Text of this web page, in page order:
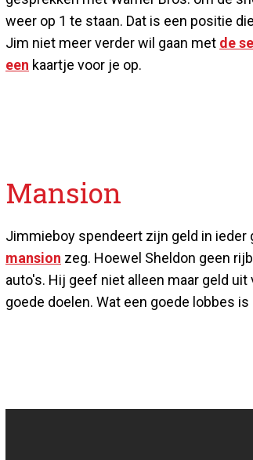
weer op 1 te staan. Dat is een positie
Jim niet meer verder wil gaan met de
een kaartje voor je op.
Mansion
Jimmieboy spendeert zijn geld in ieder
mansion zeg. Hoewel Sheldon geen
auto's. Hij geef niet alleen maar geld
goede doelen. Wat een goede lobbes